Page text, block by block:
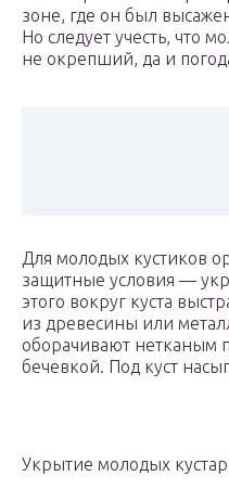
зоне, где он был
Но следует учесть, что
не окрепший, да и
Для молодых кустиков
защитные условия —
этого вокруг куста
из древесины или
оборачивают нетканым
бечевкой. Под куст
Укрытие молодых